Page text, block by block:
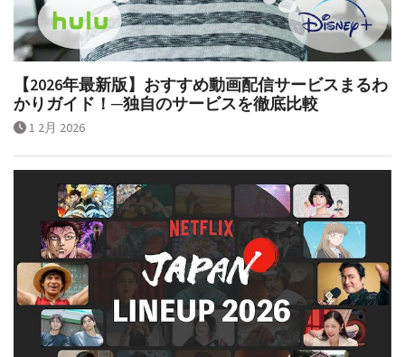
【2026年最新版】おすすめ動画配信サービスまるわ
かりガイド！─独自のサービスを徹底比較
1 2月 2026